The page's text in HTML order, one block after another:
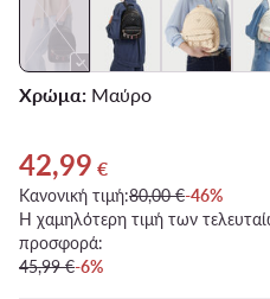
Χρώμα: Μαύρο
Τρέχουσα τιμή 42,99 €
42,99 €
Κανονική τιμή:80,00 €-46%
Η χαμηλότερη τιμή των
προσφορά:
45,99 €-6%